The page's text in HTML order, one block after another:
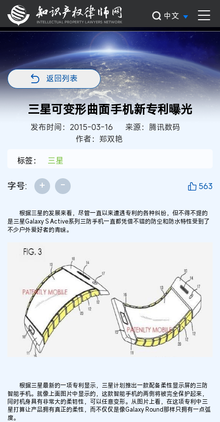
中文
返回列表
三星可变形曲面手机新专利曝光
发布时间：2015-03-16
来源：腾讯数码
作者：郑双艳
标签：
三星
字号: + - 563
根据三星的发展来看，尽管一直以来遭遇专利的各种纠纷，但不得不提的
是三星Galaxy S Active系列三防手机一直都凭借不错的防尘和防水特性受到了
不少户外爱好者的青睐。
根据三星最新的一项专利显示，三星计划推出一款配备柔性显示屏的三防
智能手机。就像上面图片中显示的，这款智能手机的两侧将被完全保护起来，
同时机身具有非常大的柔韧性，可以任意变形。从图片上看，在这项专利中三
星打算让产品拥有真正的柔性，而不仅仅是像Galaxy Round那样只拥有一点弧
度。